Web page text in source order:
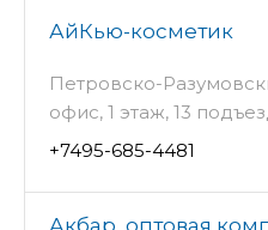
АйКью-косметик
Петровско-
офис, 1 этаж, 13
+7495-685-4481
Акбар, оптовая